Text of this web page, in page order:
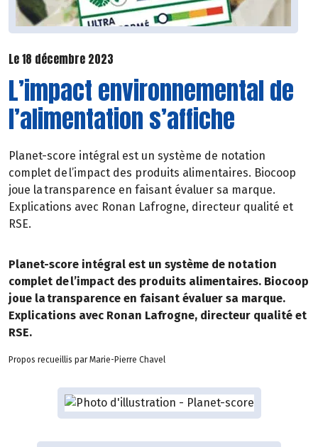
Le 18 décembre 2023
L’impact environnemental de
l’alimentation s’affiche
Planet-score intégral est un système de notation
complet de l’impact des produits alimentaires. Biocoop
joue la transparence en faisant évaluer sa marque.
Explications avec Ronan Lafrogne, directeur qualité et
RSE.
Planet-score intégral est un système de notation
complet de l’impact des produits alimentaires. Biocoop
joue la transparence en faisant évaluer sa marque.
Explications avec Ronan Lafrogne, directeur qualité et
RSE.
Propos recueillis par Marie-Pierre Chavel